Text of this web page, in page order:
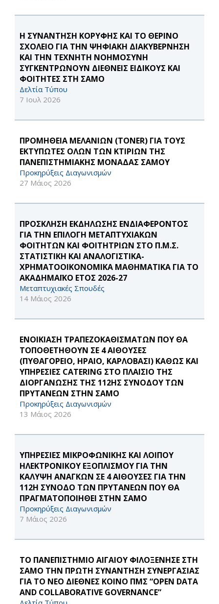
Η ΣΥΝΑΝΤΗΣΗ ΚΟΡΥΦΗΣ ΚΑΙ ΤΟ ΘΕΡΙΝΟ
ΣΧΟΛΕΙΟ ΓΙΑ ΤΗΝ ΨΗΦΙΑΚΗ ΔΙΑΚΥΒΕΡΝΗΣΗ
ΚΑΙ ΤΗΝ ΤΕΧΝΗΤΗ ΝΟΗΜΟΣΥΝΗ
ΣΥΓΚΕΝΤΡΩΝΟΥΝ ΔΙΕΘΝΕΙΣ ΕΙΔΙΚΟΥΣ ΚΑΙ
ΦΟΙΤΗΤΕΣ ΣΤΗ ΣΑΜΟ
Δελτία Τύπου
7 Ιουλ 2026
ΠΡΟΜΗΘΕΙΑ ΜΕΛΑΝΙΩΝ (TONER) ΓΙΑ ΤΟΥΣ
ΕΚΤΥΠΩΤΕΣ ΟΛΩΝ ΤΩΝ ΚΤΙΡΙΩΝ ΤΗΣ
ΠΑΝΕΠΙΣΤΗΜΙΑΚΗΣ ΜΟΝΑΔΑΣ ΣΑΜΟΥ
Προκηρύξεις Διαγωνισμών
27 Μάιος 2026
ΠΡΟΣΚΛΗΣΗ ΕΚΔΗΛΩΣΗΣ ΕΝΔΙΑΦΕΡΟΝΤΟΣ
ΓΙΑ ΤΗΝ ΕΠΙΛΟΓΗ ΜΕΤΑΠΤΥΧΙΑΚΩΝ
ΦΟΙΤΗΤΩΝ ΚΑΙ ΦΟΙΤΗΤΡΙΩΝ ΣΤΟ Π.Μ.Σ.
ΣΤΑΤΙΣΤΙΚΗ ΚΑΙ ΑΝΑΛΟΓΙΣΤΙΚΑ-
ΧΡΗΜΑΤΟΟΙΚΟΝΟΜΙΚΑ ΜΑΘΗΜΑΤΙΚΑ ΓΙΑ ΤΟ
ΑΚΑΔΗΜΑΪΚΟ ΕΤΟΣ 2026-27
Μεταπτυχιακές Σπουδές
14 Μάιος 2026
ΕΝΟΙΚΙΑΣΗ ΤΡΑΠΕΖΟΚΑΘΙΣΜΑΤΩΝ ΠΟΥ ΘΑ
ΤΟΠΟΘΕΤΗΘΟΥΝ ΣΕ 4 ΑΙΘΟΥΣΕΣ
(ΠΥΘΑΓΟΡΕΙΟ, ΗΡΑΙΟ, ΚΑΡΛΟΒΑΣΙ) ΚΑΘΩΣ ΚΑΙ
ΥΠΗΡΕΣΙΕΣ CATERING ΣΤΟ ΠΛΑΙΣΙΟ ΤΗΣ
ΔΙΟΡΓΑΝΩΣΗΣ ΤΗΣ 112ΗΣ ΣΥΝΟΔΟΥ ΤΩΝ
ΠΡΥΤΑΝΕΩΝ ΣΤΗΝ ΣΑΜΟ
Προκηρύξεις Διαγωνισμών
13 Μάιος 2026
ΥΠΗΡΕΣΙΕΣ ΜΙΚΡΟΦΩΝΙΚΗΣ ΚΑΙ ΛΟΙΠΟΥ
ΗΛΕΚΤΡΟΝΙΚΟΥ ΕΞΟΠΛΙΣΜΟΥ ΓΙΑ ΤΗΝ
ΚΑΛΥΨΗ ΑΝΑΓΚΩΝ ΣΕ 4 ΑΙΘΟΥΣΕΣ ΓΙΑ ΤΗΝ
112Η ΣΥΝΟΔΟ ΤΩΝ ΠΡΥΤΑΝΕΩΝ ΠΟΥ ΘΑ
ΠΡΑΓΜΑΤΟΠΟΙΗΘΕΙ ΣΤΗΝ ΣΑΜΟ
Προκηρύξεις Διαγωνισμών
7 Μάιος 2026
ΤΟ ΠΑΝΕΠΙΣΤΗΜΙΟ ΑΙΓΑΙΟΥ ΦΙΛΟΞΕΝΗΣΕ ΣΤΗ
ΣΑΜΟ ΤΗΝ ΠΡΩΤΗ ΣΥΝΑΝΤΗΣΗ ΣΥΝΕΡΓΑΣΙΑΣ
ΓΙΑ ΤΟ ΝΕΟ ΔΙΕΘΝΕΣ ΚΟΙΝΟ ΠΜΣ “OPEN DATA
AND COLLABORATIVE GOVERNANCE”